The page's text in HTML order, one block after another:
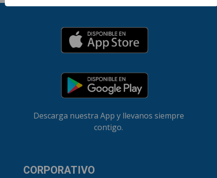
Descarga nuestra App y llevanos siempre
contigo.
CORPORATIVO